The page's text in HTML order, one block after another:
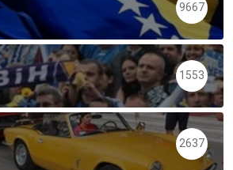
9667
1553
2637